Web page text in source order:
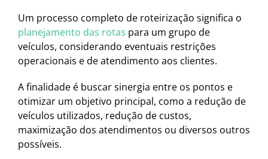
Um processo completo de roteirização significa o
planejamento das rotas para um grupo de
veículos, considerando eventuais restrições
operacionais e de atendimento aos clientes.
A finalidade é buscar sinergia entre os pontos e
otimizar um objetivo principal, como a redução de
veículos utilizados, redução de custos,
maximização dos atendimentos ou diversos outros
possíveis.